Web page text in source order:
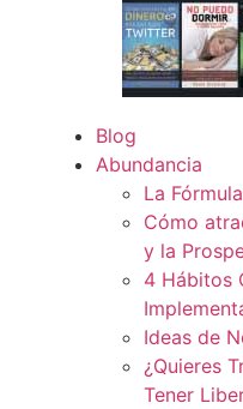
Blog
Abundancia
La
Cómo
y la
4 Hábitos
Ideas de
¿Quieres
Tener